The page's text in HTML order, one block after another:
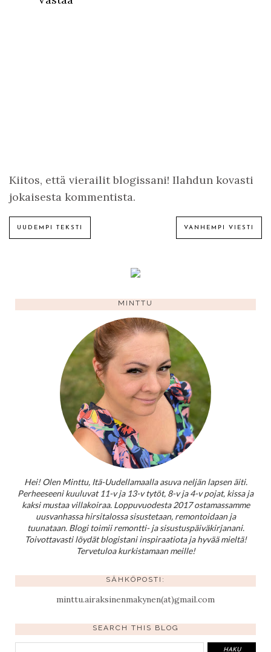
Kiitos, että vierailit blogissani! Ilahdun kovasti
jokaisesta kommentista.
UUDEMPI TEKSTI VANHEMPI VIESTI
MINTTU
Hei! Olen Minttu, Itä-Uudellamaalla asuva neljän lapsen äiti.
Perheeseeni kuuluvat 11-v ja 13-v tytöt, 8-v ja 4-v pojat, kissa ja
kaksi mustaa villakoiraa. Loppuvuodesta 2017 ostamassamme
uusvanhassa hirsitalossa sisustetaan, remontoidaan ja
tuunataan. Blogi toimii remontti- ja sisustuspäiväkirjanani.
Toivottavasti löydät blogistani inspiraatiota ja hyvää mieltä!
Tervetuloa kurkistamaan meille!
SÄHKÖPOSTI:
minttu.airaksinenmakynen(at)gmail.com
SEARCH THIS BLOG